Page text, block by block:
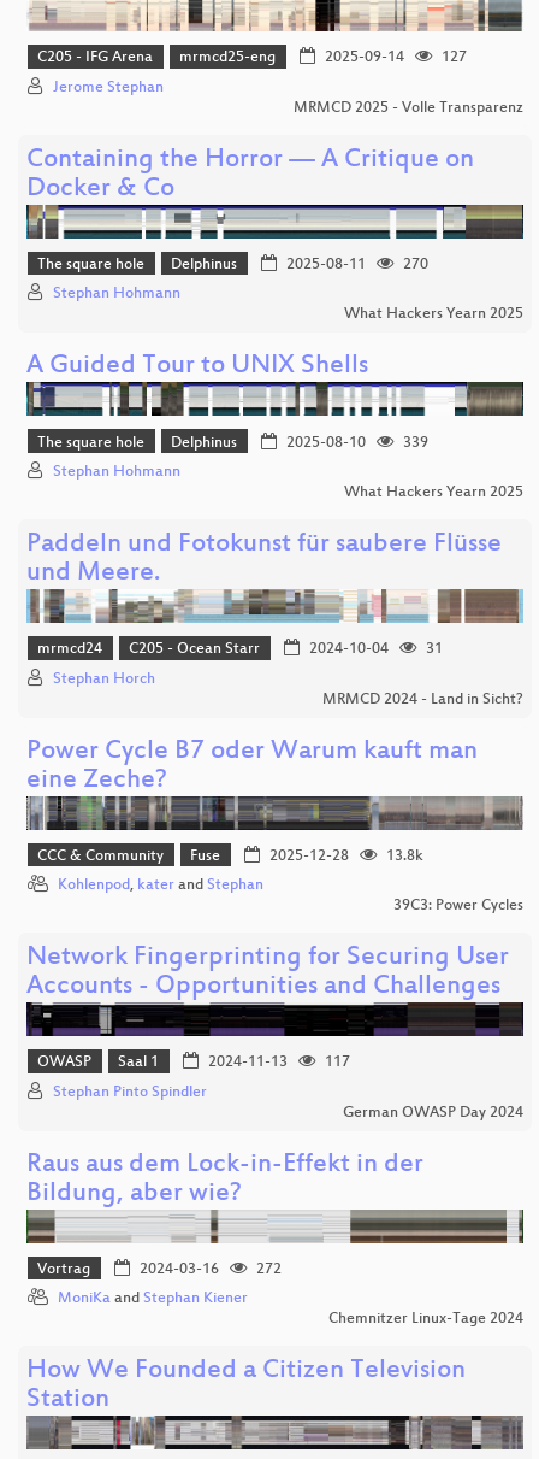
C205 - IFG Arena mrmcd25-eng 2025-09-14
127
Jerome Stephan
MRMCD 2025 - Volle Transparenz
Containing the Horror — A Critique on
Docker & Co
The square hole Delphinus 2025-08-11
270
Stephan Hohmann
What Hackers Yearn 2025
A Guided Tour to UNIX Shells
The square hole Delphinus 2025-08-10
339
Stephan Hohmann
What Hackers Yearn 2025
Paddeln und Fotokunst für saubere Flüsse
und Meere.
mrmcd24 C205 - Ocean Starr 2024-10-04
31
Stephan Horch
MRMCD 2024 - Land in Sicht?
Power Cycle B7 oder Warum kauft man
eine Zeche?
CCC & Community Fuse 2025-12-28
13.8k
Kohlenpod, kater and Stephan
39C3: Power Cycles
Network Fingerprinting for Securing User
Accounts - Opportunities and Challenges
OWASP Saal 1 2024-11-13
117
Stephan Pinto Spindler
German OWASP Day 2024
Raus aus dem Lock-in-Effekt in der
Bildung, aber wie?
Vortrag 2024-03-16
272
MoniKa and Stephan Kiener
Chemnitzer Linux-Tage 2024
How We Founded a Citizen Television
Station